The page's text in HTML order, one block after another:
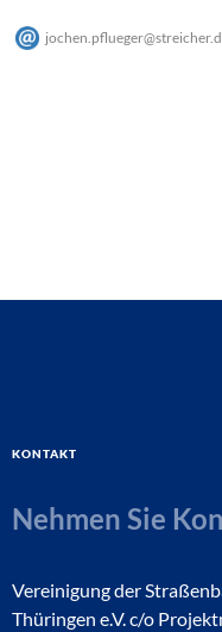
jochen.pflueger@streicher.
Kontakt
Nehmen Sie
Vereinigung der
Thüringen e.V. c/o